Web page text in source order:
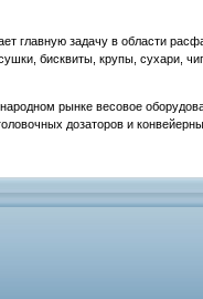
задачу в области
бисквиты, крупы,
рынке весовое
дозаторов и